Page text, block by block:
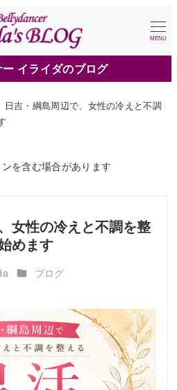
MENU
イライダのブログ
日吉・綱島周辺で、女性の冷えと不調
を含む場合があります
女性の冷えと不調を整
めます
カテゴリー
ブログ